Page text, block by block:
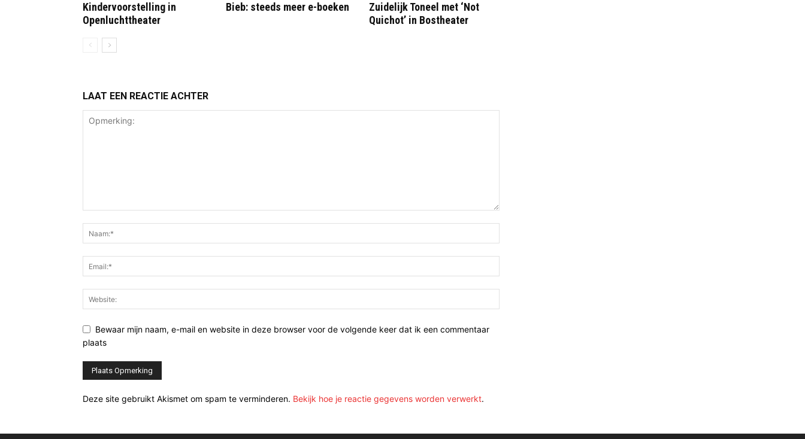
Kindervoorstelling in
Openluchttheater
Bieb: steeds meer e-boeken
Zuidelijk Toneel met ‘Not
Quichot’ in Bostheater
LAAT EEN REACTIE ACHTER
Bewaar mijn naam, e-mail en website in deze browser voor de volgende keer dat ik een commentaar
plaats
Deze site gebruikt Akismet om spam te verminderen. Bekijk hoe je reactie gegevens worden verwerkt.